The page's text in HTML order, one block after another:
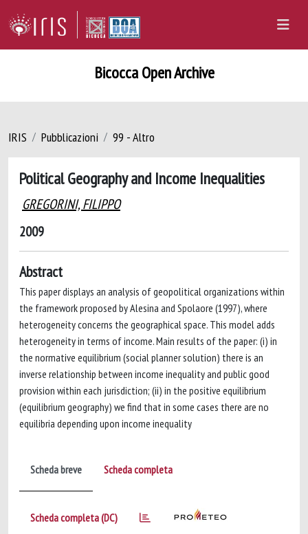
Bicocca Open Archive
IRIS Pubblicazioni 99 - Altro
Political Geography and Income Inequalities
GREGORINI, FILIPPO
2009
Abstract
This paper displays an analysis of geopolitical organizations within
the framework proposed by Alesina and Spolaore (1997), where
heterogeneity concerns the geographical space. This model adds
heterogeneity in terms of income. Main results of the paper: (i) in
the normative equilibrium (social planner solution) there is an
inverse relationship between income inequality and public good
provision within each jurisdiction; (ii) in the positive equilibrium
(equilibrium geography) we find that in some cases there are no
equilibria depending upon income inequality
Scheda breve Scheda completa
Scheda completa (DC)